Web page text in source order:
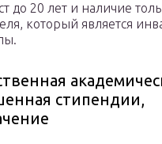
до 20 лет и наличие
который является
стипендии,